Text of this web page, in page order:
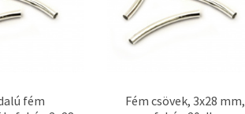
fém
Fém csövek, 3x28 mm,